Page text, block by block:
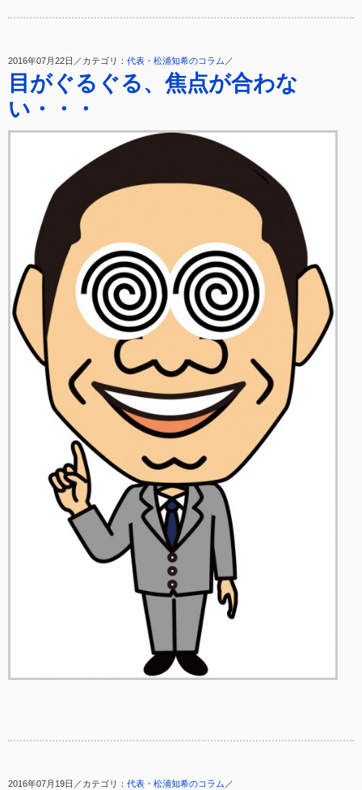
2016年07月22日／カテゴリ： 代表・松浦知希のコラム ／
目がぐるぐる、焦点が合わな
い・・・
2016年07月19日／カテゴリ： 代表・松浦知希のコラム ／